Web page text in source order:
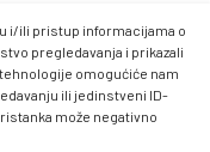
i/ili pristup informacijama o
pregledavanja i prikazali
omogućiće nam
ili jedinstveni ID-
može negativno